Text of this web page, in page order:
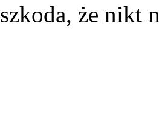
że nikt